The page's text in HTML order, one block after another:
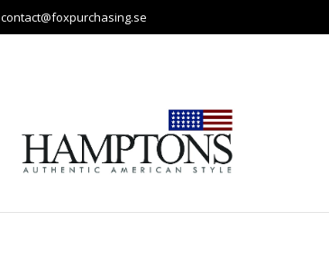
contact@foxpurchasing.se